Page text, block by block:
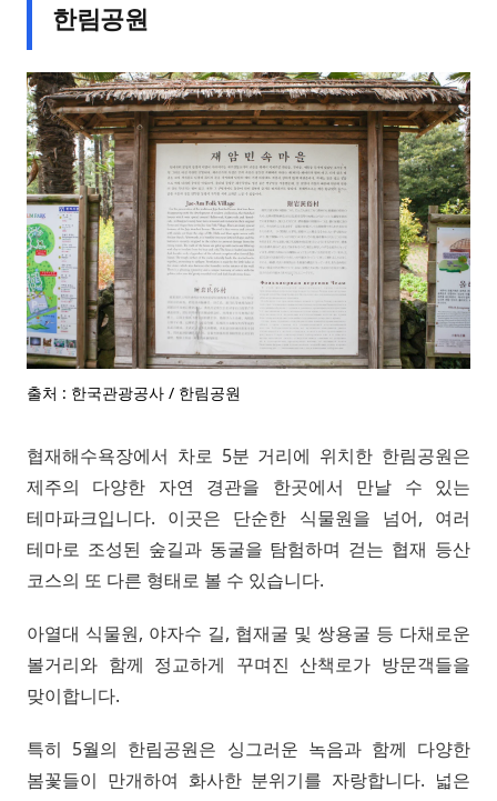
한림공원
출처 : 한국관광공사 / 한림공원
협재해수욕장에서 차로 5분 거리에 위치한 한림공원은
제주의 다양한 자연 경관을 한곳에서 만날 수 있는
테마파크입니다. 이곳은 단순한 식물원을 넘어, 여러
테마로 조성된 숲길과 동굴을 탐험하며 걷는 협재 등산
코스의 또 다른 형태로 볼 수 있습니다.
아열대 식물원, 야자수 길, 협재굴 및 쌍용굴 등 다채로운
볼거리와 함께 정교하게 꾸며진 산책로가 방문객들을
맞이합니다.
특히 5월의 한림공원은 싱그러운 녹음과 함께 다양한
봄꽃들이 만개하여 화사한 분위기를 자랑합니다. 넓은